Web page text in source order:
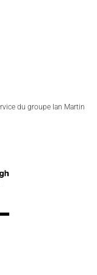
du groupe Ian Martin